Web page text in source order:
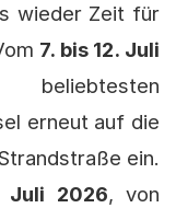
wieder Zeit für
7. bis 12. Juli
erneut auf die
ein.
Juli 2026, von